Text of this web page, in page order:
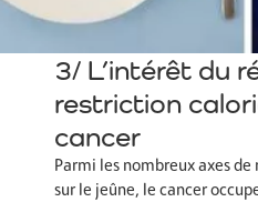
3/ L’intérêt du
restriction
cancer
Parmi les nombreux axes
sur le jeûne, le cancer